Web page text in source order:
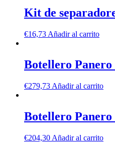
Kit de
€16,73 Añadir al carrito
Botellero
€279,73 Añadir al carrito
Botellero Panero
€204,30 Añadir al carrito